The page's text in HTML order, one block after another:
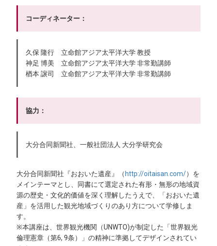
コーディネーター：
久保 隆行 立命館アジア太平洋大学 教授
神足 博美 立命館アジア太平洋大学 非常勤講師
楢本 譲司 立命館アジア太平洋大学 非常勤講師
協力：
大分合同新聞社、一般社団法人 大分学研究会
大分合同新聞社『おおいた遺産』（ http://oitaisan.com/）を
メインテーマとし、同書にて選定された有形・無形の地域資
源の歴史・文化的価値を深く理解したうえで、「おおいた遺
産」を活用した観光地域づくりのあり方について学修しま
す。
※本講座は、世界観光機関（UNWTO)が制定した「世界観光
倫理憲章（第6, 9条）」の精神に準拠してデザインされてい